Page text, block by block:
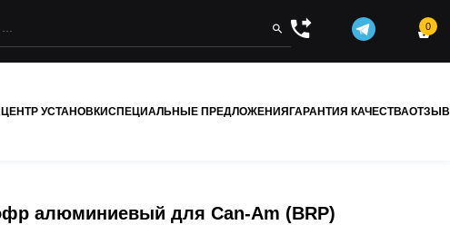
 
0
ЦЕНТР УСТАНОВКИСПЕЦИАЛЬНЫЕ ПРЕДЛОЖЕНИЯГАРАНТИЯ КАЧЕСТВА
алюминиевый для Can-Am (BRP)